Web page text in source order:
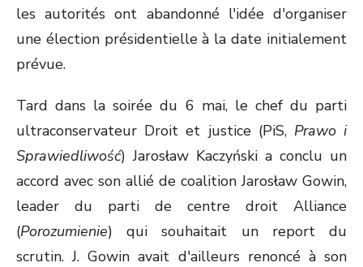
les autorités ont abandonné l'idée d'organiser
une élection présidentielle à la date initialement
prévue.
Tard dans la soirée du 6 mai, le chef du parti
ultraconservateur Droit et justice (PiS, Prawo i
Sprawiedliwość) Jarosław Kaczyński a conclu un
accord avec son allié de coalition Jarosław Gowin,
leader du parti de centre droit Alliance
(Porozumienie) qui souhaitait un report du
scrutin. J. Gowin avait d'ailleurs renoncé à son